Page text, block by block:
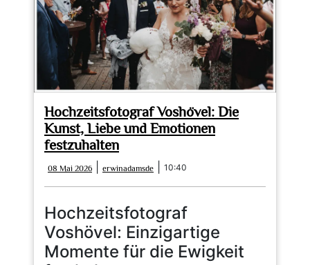
Hochzeitsfotograf Voshövel: Die
Kunst, Liebe und Emotionen
festzuhalten
08 Mai 2026
Mai
2026
erwinadamsde erwinadamsde
10:40
Hochzeitsfotograf
Voshövel: Einzigartige
Momente für die Ewigkeit